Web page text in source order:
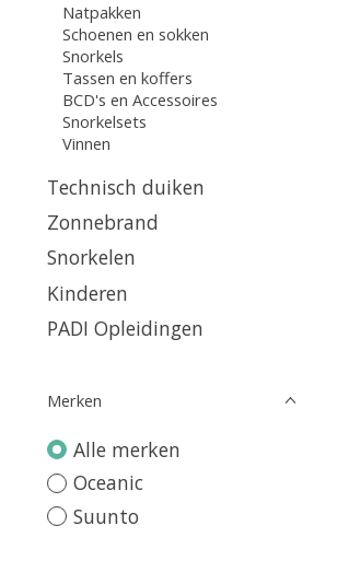
Natpakken
Schoenen en sokken
Snorkels
Tassen en koffers
BCD's en Accessoires
Snorkelsets
Vinnen
Technisch duiken
Zonnebrand
Snorkelen
Kinderen
PADI Opleidingen
Merken
Alle merken
Oceanic
Suunto